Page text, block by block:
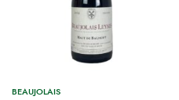
BEAUJOLAIS